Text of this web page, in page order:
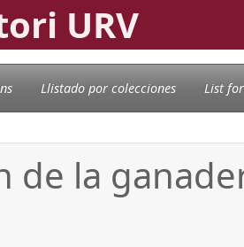
URV
Llistado por colecciones List
de la